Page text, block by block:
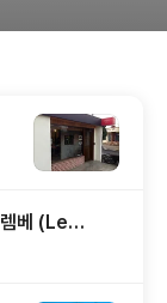
베 (Lemb